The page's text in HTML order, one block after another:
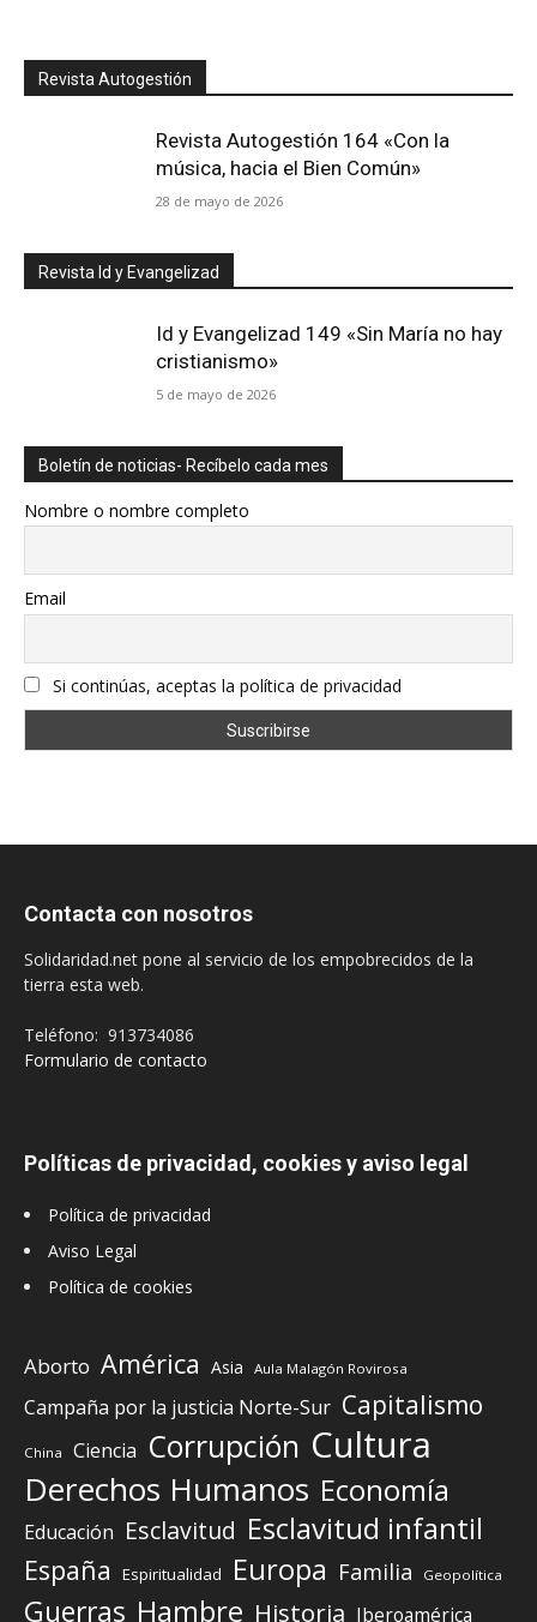
Revista Autogestión
Revista Autogestión 164 «Con la
música, hacia el Bien Común»
28 de mayo de 2026
Revista Id y Evangelizad
Id y Evangelizad 149 «Sin María no hay
cristianismo»
5 de mayo de 2026
Boletín de noticias- Recíbelo cada mes
Nombre o nombre completo
Email
Si continúas, aceptas la política de privacidad
Contacta con nosotros
Solidaridad.net pone al servicio de los empobrecidos de la
tierra esta web.
Teléfono: 913734086
Formulario de contacto
Políticas de privacidad, cookies y aviso legal
Política de privacidad
Aviso Legal
Política de cookies
Aborto América Asia Aula Malagón Rovirosa
Campaña por la justicia Norte-Sur Capitalismo
China Ciencia Corrupción Cultura
Derechos Humanos Economía
Educación Esclavitud Esclavitud infantil
España Espiritualidad Europa Familia Geopolítica
Guerras Hambre Historia Iberoamérica